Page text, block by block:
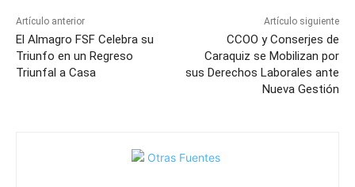
Artículo anterior
El Almagro FSF Celebra su
Triunfo en un Regreso
Triunfal a Casa
Artículo siguiente
CCOO y Conserjes de
Caraquiz se Mobilizan por
sus Derechos Laborales ante
Nueva Gestión